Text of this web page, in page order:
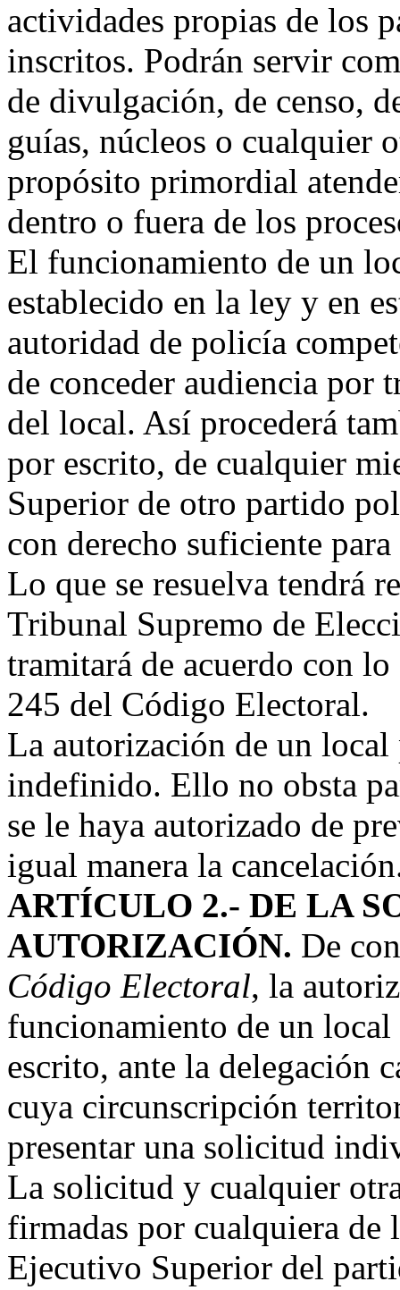
actividades propias de los
inscritos. Podrán servir
de divulgación, de censo,
guías, núcleos o cualquier
propósito primordial
dentro o fuera de los
El funcionamiento de un
establecido en la ley y en
autoridad de policía
de conceder audiencia por
del local. Así procederá
por escrito, de cualquier
Superior de otro partido
con derecho suficiente
Lo que se resuelva tendrá
Tribunal Supremo de
tramitará de acuerdo con
245 del Código Electoral.
La autorización de un
indefinido. Ello no obsta
se le haya autorizado de
igual manera la
ARTÍCULO 2.- DE LA
AUTORIZACIÓN. De
Código Electoral, la
funcionamiento de un
escrito, ante la delegación
cuya circunscripción
presentar una solicitud
La solicitud y cualquier
firmadas por cualquiera
Ejecutivo Superior del